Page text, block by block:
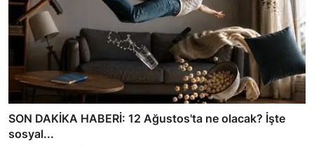
SON DAKİKA HABERİ: 12 Ağustos'ta ne olacak? İşte
sosyal...